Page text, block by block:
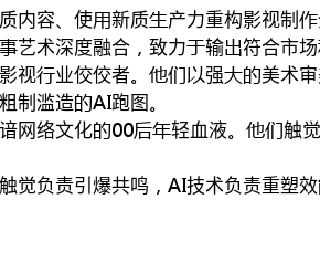
内容使新质产力重构影视
艺术深度融合致力输符合市
影视业佼佼者强美术
制滥造跑图
网络文化轻血液触
觉负责引爆共鸣技术负责重